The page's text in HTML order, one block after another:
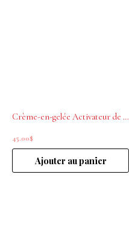
Crème-en-gelée Activateur de définition Curl Expression 250ml L’ORÉAL PROFESSIONNEL
45.00$
Ajouter au panier